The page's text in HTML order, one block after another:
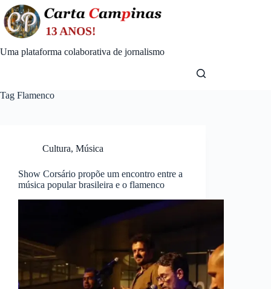
Skip
to
content
Uma plataforma colaborativa de jornalismo
Tag Flamenco
Cultura, Música
Show Corsário propõe um encontro entre a
música popular brasileira e o flamenco